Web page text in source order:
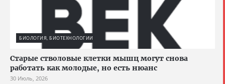
БИОЛОГИЯ, БИОТЕХНОЛОГИИ
Старые стволовые клетки мышц могут снова
работать как молодые, но есть нюанс
30 Июль, 2026